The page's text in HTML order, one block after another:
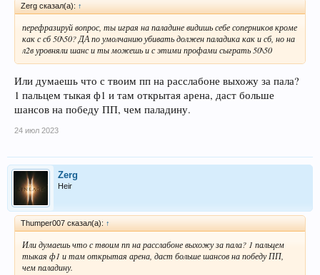
Zerg сказал(а): ↑
перефразируй вопрос, ты играя на паладине видишь себе соперников кроме
как с сб 50\50? ДА по умолчанию убивать должен паладика как и сб, но на
л2в уровняли шанс и ты можешь и с этими профами сыграть 50\50
Или думаешь что с твоим пп на расслабоне выхожу за пала?
1 пальцем тыкая ф1 и там открытая арена, даст больше
шансов на победу ПП, чем паладину.
24 июл 2023
Zerg
Heir
Thumper007 сказал(а): ↑
Или думаешь что с твоим пп на расслабоне выхожу за пала? 1 пальцем
тыкая ф1 и там открытая арена, даст больше шансов на победу ПП,
чем паладину.